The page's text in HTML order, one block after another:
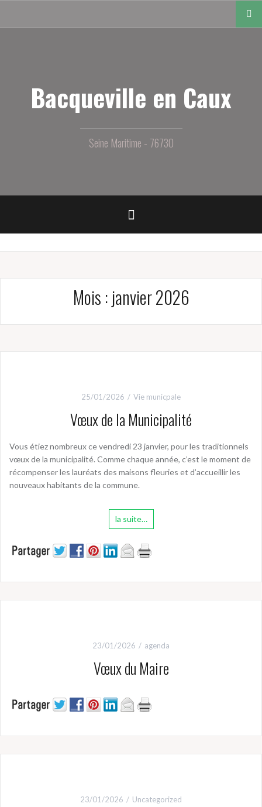
contenu
Bacqueville en Caux
Seine Maritime - 76730
Mois : janvier 2026
25/01/2026 Vie municpale
Vœux de la Municipalité
Vous étiez nombreux ce vendredi 23 janvier, pour les traditionnels
vœux de la municipalité. Comme chaque année, c’est le moment de
récompenser les lauréats des maisons fleuries et d’accueillir les
nouveaux habitants de la commune.
la suite…
23/01/2026 agenda
Vœux du Maire
23/01/2026 Uncategorized